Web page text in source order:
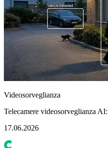
Videosorveglianza
Telecamere videosorveglianza
17.06.2026